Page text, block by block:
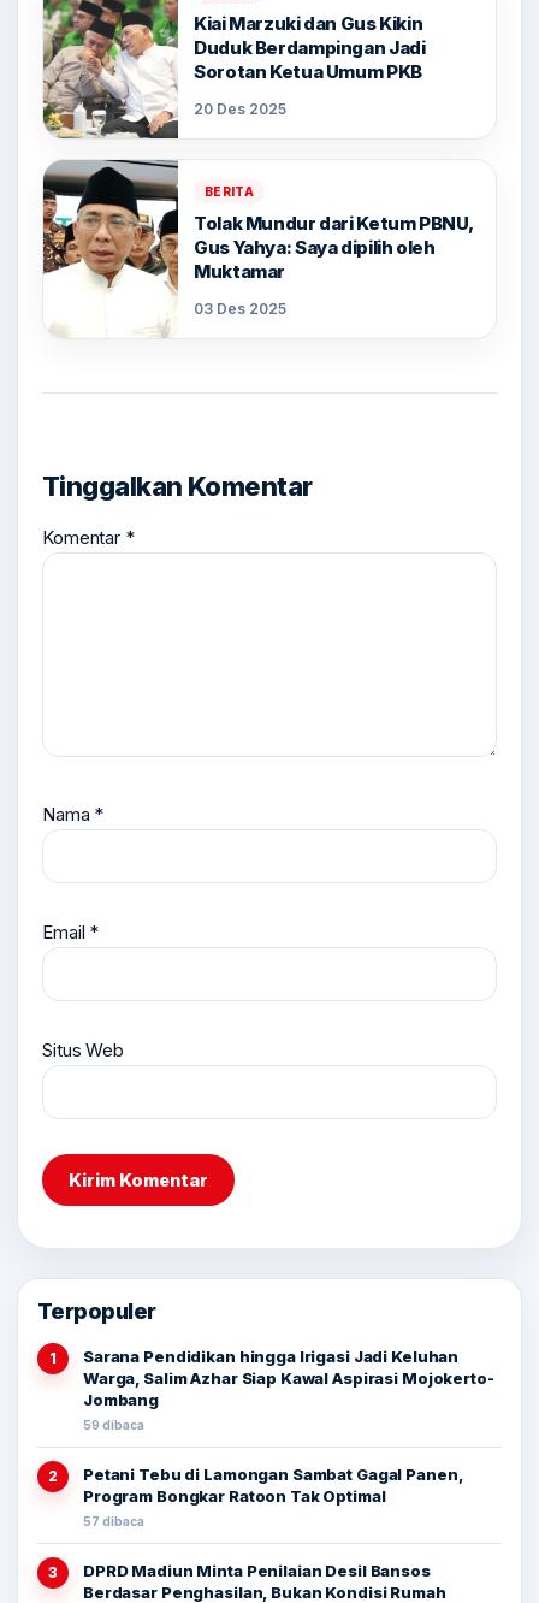
Kiai Marzuki dan Gus Kikin
Duduk Berdampingan Jadi
Sorotan Ketua Umum PKB
20 Des 2025
BERITA
Tolak Mundur dari Ketum PBNU,
Gus Yahya: Saya dipilih oleh
Muktamar
03 Des 2025
Tinggalkan Komentar
Komentar *
Nama *
Email *
Situs Web
Terpopuler
1
Sarana Pendidikan hingga Irigasi Jadi Keluhan
Warga, Salim Azhar Siap Kawal Aspirasi Mojokerto-
Jombang
59 dibaca
2
Petani Tebu di Lamongan Sambat Gagal Panen,
Program Bongkar Ratoon Tak Optimal
57 dibaca
3
DPRD Madiun Minta Penilaian Desil Bansos
Berdasar Penghasilan, Bukan Kondisi Rumah